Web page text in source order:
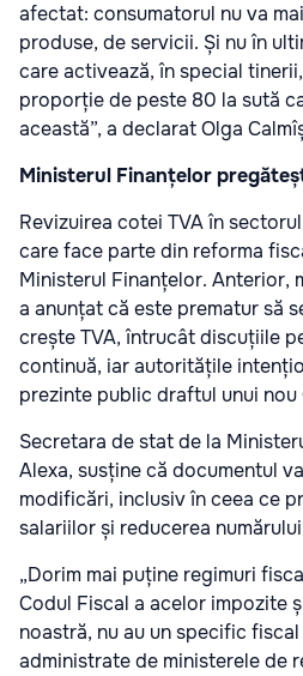
afectat: consumatorul nu va
produse, de servicii. Și nu în
care activează, în special
proporție de peste 80 la sută
această”, a declarat Olga
Ministerul Finanțelor
Revizuirea cotei TVA în
care face parte din reforma
Ministerul Finanțelor. Anterior,
a anunțat că este prematur să
crește TVA, întrucât discuțiile
continuă, iar autoritățile
prezinte public draftul unui nou
Secretara de stat de la
Alexa, susține că documentul
modificări, inclusiv în ceea ce
salariilor și reducerea
„Dorim mai puține regimuri
Codul Fiscal a acelor impozite
noastră, nu au un specific
administrate de ministerele de